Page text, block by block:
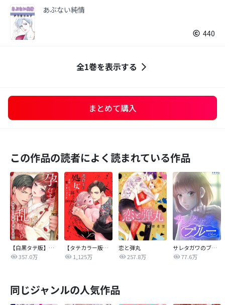
あぶない純情
440
全1巻を表示する
まとめて購入
この作品の読者によく読まれている作品
【白黒タテ版】孕むまで乱れいけ～身代わり花嫁と軍服の猛愛
357.0万
【タテカラー版】漣蒼士に処女を捧ぐ～さあ、じっくり愛でましょうか
1,125万
恋と弾丸
257.8万
サレタガワのブルー【タテヨミ】
77.6万
同じジャンルの人気作品